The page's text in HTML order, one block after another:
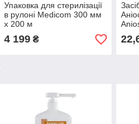
Упаковка для стерилізації
в рулоні Medicom 300 мм
х 200 м
4 199₴